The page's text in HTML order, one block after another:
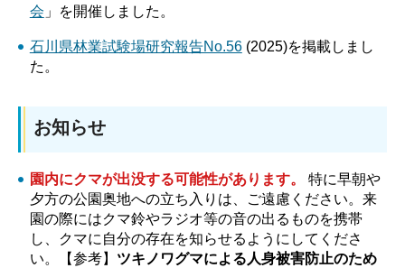
会 」を開催しました。
石川県林業試験場研究報告No.56(2025)を掲載しまし
た。
お知らせ
園内にクマが出没する可能性があります。
特に早朝や
夕方の公園奥地への立ち入りは、ご遠慮ください。来
園の際にはクマ鈴やラジオ等の音の出るものを携帯
し、クマに自分の存在を知らせるようにしてくださ
い。【参考】 ツキノワグマによる人身被害防止のため